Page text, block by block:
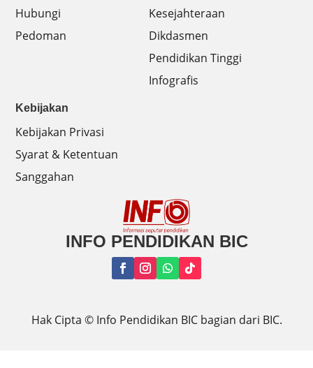
Hubungi
Pedoman
Kesejahteraan
Dikdasmen
Pendidikan Tinggi
Infografis
Kebijakan
Kebijakan Privasi
Syarat & Ketentuan
Sanggahan
INFO PENDIDIKAN BIC
Hak Cipta © Info Pendidikan BIC bagian dari BIC.